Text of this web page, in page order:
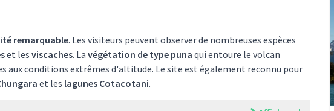
remarquable. Les visiteurs peuvent observer de nombreuses espèces
et les viscaches. La végétation de type puna qui entoure le volcan
aux conditions extrêmes d'altitude. Le site est également reconnu pour
et les lagunes Cotacotani.